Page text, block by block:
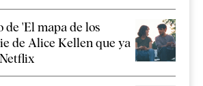
de 'El mapa de los
de Alice Kellen que ya